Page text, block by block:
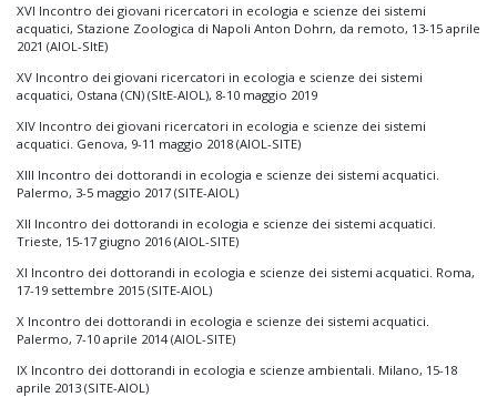
XVI Incontro dei giovani ricercatori in ecologia e scienze dei sistemi
acquatici, Stazione Zoologica di Napoli Anton Dohrn, da remoto, 13-15 aprile
2021 (AIOL-SItE)
XV Incontro dei giovani ricercatori in ecologia e scienze dei sistemi
acquatici, Ostana (CN) (SItE-AIOL), 8-10 maggio 2019
XIV Incontro dei giovani ricercatori in ecologia e scienze dei sistemi
acquatici. Genova, 9-11 maggio 2018 (AIOL-SITE)
XIII Incontro dei dottorandi in ecologia e scienze dei sistemi acquatici.
Palermo, 3-5 maggio 2017 (SITE-AIOL)
XII Incontro dei dottorandi in ecologia e scienze dei sistemi acquatici.
Trieste, 15-17 giugno 2016 (AIOL-SITE)
XI Incontro dei dottorandi in ecologia e scienze dei sistemi acquatici. Roma,
17-19 settembre 2015 (SITE-AIOL)
X Incontro dei dottorandi in ecologia e scienze dei sistemi acquatici.
Palermo, 7-10 aprile 2014 (AIOL-SITE)
IX Incontro dei dottorandi in ecologia e scienze ambientali. Milano, 15-18
aprile 2013 (SITE-AIOL)